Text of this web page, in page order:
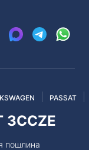
PASSAT
3CCZE
пошлина